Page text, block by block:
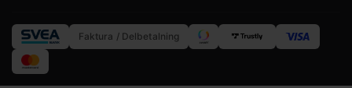
Faktura / Delbetalning